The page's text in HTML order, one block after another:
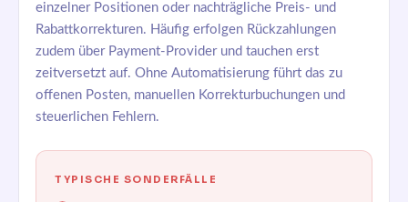
einzelner Positionen oder nachträgliche Preis- und
Rabattkorrekturen. Häufig erfolgen Rückzahlungen
zudem über Payment-Provider und tauchen erst
zeitversetzt auf. Ohne Automatisierung führt das zu
offenen Posten, manuellen Korrekturbuchungen und
steuerlichen Fehlern.
TYPISCHE SONDERFÄLLE